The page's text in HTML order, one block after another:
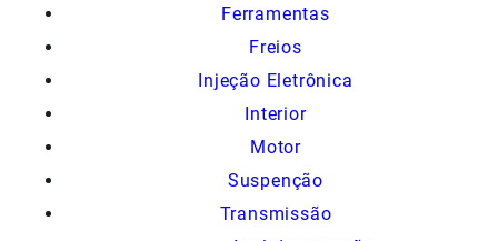
Ferramentas
Freios
Injeção Eletrônica
Interior
Motor
Suspenção
Transmissão